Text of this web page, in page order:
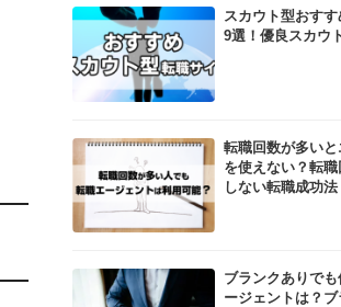
スカウト型おす
9選！優良スカウ
転職回数が多いと
を使えない？転
しない転職成功法
ブランクありで
ージェントは？